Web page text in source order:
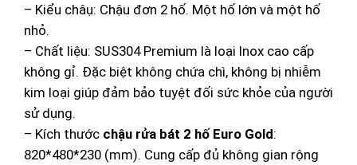
– Kiểu châụ: Chậu đơn 2 hố. Một hố lớn và một hố
nhỏ.
– Chất liệu: SUS304 Premium là loại Inox cao cấp
không gỉ. Đặc biệt không chứa chì, không bị nhiễm
kim loại giúp đảm bảo tuyệt đối sức khỏe của người
sử dụng.
– Kích thước chậu rửa bát 2 hố Euro Gold:
820*480*230 (mm). Cung cấp đủ không gian rộng